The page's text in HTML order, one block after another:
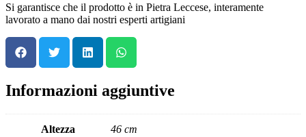
Si garantisce che il prodotto è in Pietra Leccese, interamente
lavorato a mano dai nostri esperti artigiani
Informazioni aggiuntive
Altezza 46 cm